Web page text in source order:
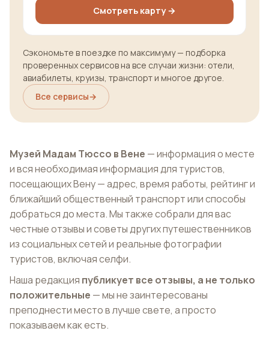
Смотреть карту →
Сэкономьте в поездке по максимуму — подборка
проверенных сервисов на все случаи жизни: отели,
авиабилеты, круизы, транспорт и многое другое.
Все сервисы→
Музей Мадам Тюссо в Вене — информация о месте
и вся необходимая информация для туристов,
посещающих Вену — адрес, время работы, рейтинг и
ближайший общественный транспорт или способы
добраться до места. Мы также собрали для вас
честные отзывы и советы других путешественников
из социальных сетей и реальные фотографии
туристов, включая селфи.
Наша редакция публикует все отзывы, а не только
положительные — мы не заинтересованы
преподнести место в лучше свете, а просто
показываем как есть.